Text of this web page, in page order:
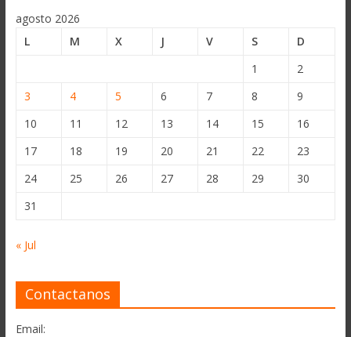
agosto 2026
L
M X J V S
D
1
2
3
4 5 6 7 8
9
10
11 12 13 14 15
16
17
18 19 20 21 22
23
24
25 26 27 28 29
30
31
« Jul
Contactanos
Email: